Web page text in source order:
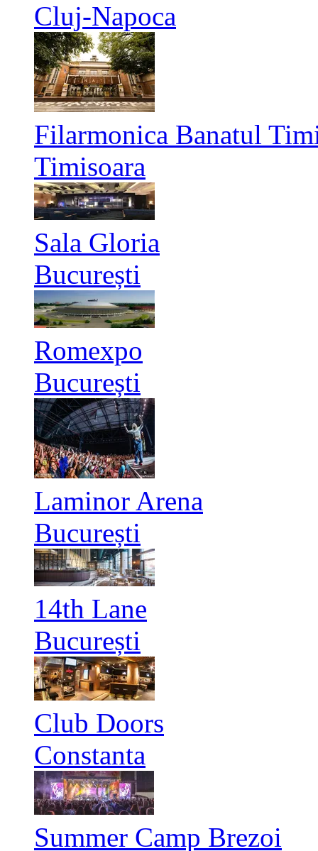
Cluj-Napoca
Filarmonica Banatul
Timisoara
Sala Gloria
București
Romexpo
București
Laminor Arena
București
14th Lane
București
Club Doors
Constanta
Summer Camp Brezoi